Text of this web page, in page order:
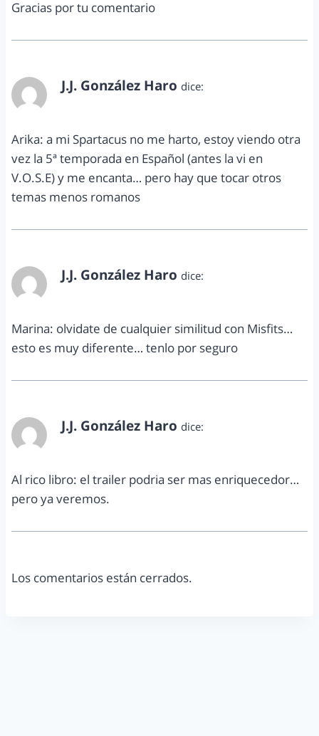
Gracias por tu comentario
J.J. González Haro dice:
Arika: a mi Spartacus no me harto, estoy viendo otra
vez la 5ª temporada en Español (antes la vi en
V.O.S.E) y me encanta… pero hay que tocar otros
temas menos romanos
J.J. González Haro dice:
Marina: olvidate de cualquier similitud con Misfits…
esto es muy diferente… tenlo por seguro
J.J. González Haro dice:
Al rico libro: el trailer podria ser mas enriquecedor…
pero ya veremos.
Los comentarios están cerrados.